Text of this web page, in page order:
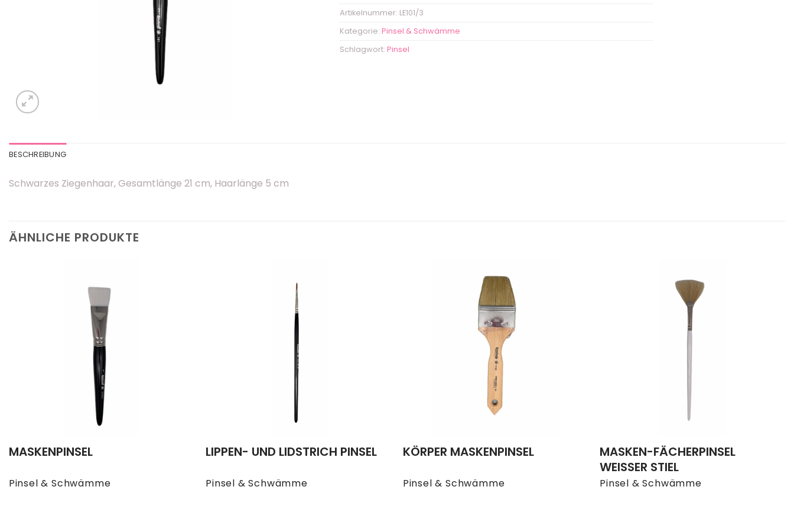
Artikelnummer: LE101/3
Kategorie: Pinsel & Schwämme
Schlagwort: Pinsel
BESCHREIBUNG
Schwarzes Ziegenhaar, Gesamtlänge 21 cm, Haarlänge 5 cm
ÄHNLICHE PRODUKTE
Pinsel & Schwämme
MASKENPINSEL
Pinsel & Schwämme
LIPPEN- UND LIDSTRICH PINSEL
Pinsel & Schwämme
KÖRPER MASKENPINSEL
Pinsel & Schwämme
MASKEN-FÄCHERPINSEL
WEISSER STIEL